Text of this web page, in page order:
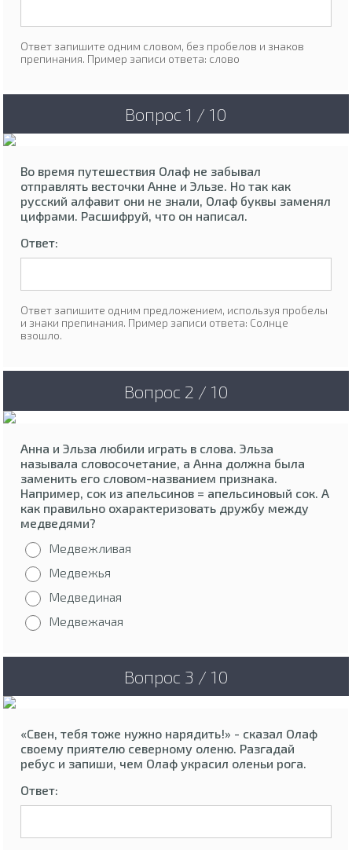
Ответ запишите одним словом, без пробелов и знаков
препинания. Пример записи ответа: слово
Вопрос 1 / 10
Во время путешествия Олаф не забывал
отправлять весточки Анне и Эльзе. Но так как
русский алфавит они не знали, Олаф буквы заменял
цифрами. Расшифруй, что он написал.
Ответ:
Ответ запишите одним предложением, используя пробелы
и знаки препинания. Пример записи ответа: Солнце
взошло.
Вопрос 2 / 10
Анна и Эльза любили играть в слова. Эльза
называла словосочетание, а Анна должна была
заменить его словом-названием признака.
Например, сок из апельсинов = апельсиновый сок. А
как правильно охарактеризовать дружбу между
медведями?
Медвежливая
Медвежья
Медвединая
Медвежачая
Вопрос 3 / 10
«Свен, тебя тоже нужно нарядить!» - сказал Олаф
своему приятелю северному оленю. Разгадай
ребус и запиши, чем Олаф украсил оленьи рога.
Ответ: